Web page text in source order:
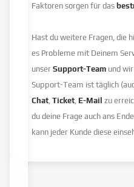
Faktoren sorgen für das
Hast du weitere Fragen, die
es Probleme mit Deinem
unserSupport-Team und
Support-Team ist täglich
Chat ,Ticket E-Mail zu
du deine Frage auch ans
kann jeder Kunde diese